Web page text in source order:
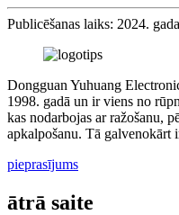
Publicēšanas laiks: 2024.
Dongguan Yuhuang
1998. gadā un ir viens no
kas nodarbojas ar ražošanu,
apkalpošanu. Tā galvenokārt
pieprasījums
ātrā saite